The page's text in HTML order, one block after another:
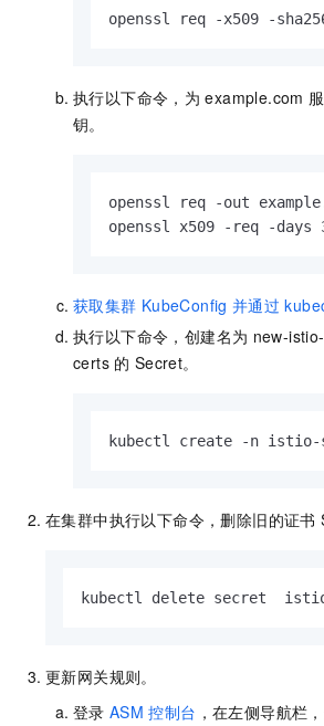
openssl req -x509 -
执行以下命令，为 example.com
钥。
openssl req -out
openssl x509 -req -
获取集群 KubeConfig 并通过
执行以下命令，创建名为 new-
certs 的 Secret。
kubectl create -n istio-
在集群中执行以下命令，删除旧的证书
kubectl delete secret
更新网关规则。
登录 ASM 控制台 ，在左侧导航栏